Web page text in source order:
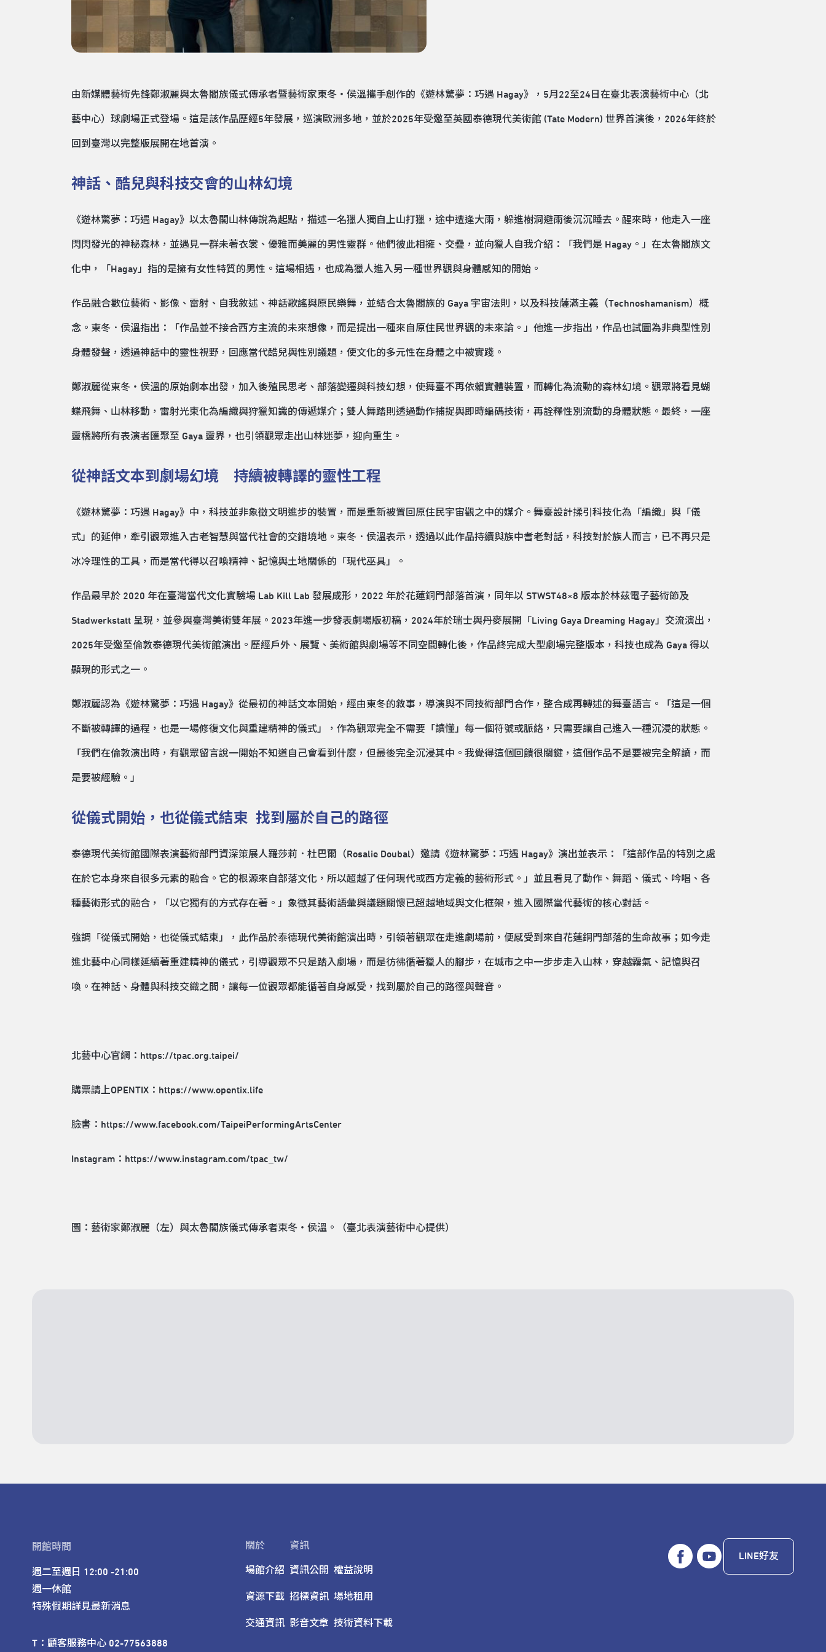
由新媒體藝術先鋒鄭淑麗與太魯閣族儀式傳承者暨藝術家東冬・侯溫攜手創作的《遊林驚夢：巧遇 Hagay》，5月22至24日在臺北表演藝術中心（北
藝中心）球劇場正式登場。這是該作品歷經5年發展，巡演歐洲多地，並於2025年受邀至英國泰德現代美術館 (Tate Modern) 世界首演後，2026年終於
回到臺灣以完整版展開在地首演。
神話、酷兒與科技交會的山林幻境
《遊林驚夢：巧遇 Hagay》以太魯閣山林傳說為起點，描述一名獵人獨自上山打獵，途中遭逢大雨，躲進樹洞避雨後沉沉睡去。醒來時，他走入一座
閃閃發光的神秘森林，並遇見一群未著衣裳、優雅而美麗的男性靈群。他們彼此相擁、交疊，並向獵人自我介紹：「我們是 Hagay。」在太魯閣族文
化中，「Hagay」指的是擁有女性特質的男性。這場相遇，也成為獵人進入另一種世界觀與身體感知的開始。
作品融合數位藝術、影像、雷射、自我敘述、神話歌謠與原民樂舞，並結合太魯閣族的 Gaya 宇宙法則，以及科技薩滿主義（Technoshamanism）概
念。東冬．侯溫指出：「作品並不接合西方主流的未來想像，而是提出一種來自原住民世界觀的未來論。」他進一步指出，作品也試圖為非典型性別
身體發聲，透過神話中的靈性視野，回應當代酷兒與性別議題，使文化的多元性在身體之中被實踐。
鄭淑麗從東冬・侯溫的原始劇本出發，加入後殖民思考、部落變遷與科技幻想，使舞臺不再依賴實體裝置，而轉化為流動的森林幻境。觀眾將看見蝴
蝶飛舞、山林移動，雷射光束化為編織與狩獵知識的傳遞媒介；雙人舞踏則透過動作捕捉與即時編碼技術，再詮釋性別流動的身體狀態。最終，一座
靈橋將所有表演者匯聚至 Gaya 靈界，也引領觀眾走出山林迷夢，迎向重生。
從神話文本到劇場幻境 持續被轉譯的靈性工程
《遊林驚夢：巧遇 Hagay》中，科技並非象徵文明進步的裝置，而是重新被置回原住民宇宙觀之中的媒介。舞臺設計揉引科技化為「編織」與「儀
式」的延伸，牽引觀眾進入古老智慧與當代社會的交錯境地。東冬．侯溫表示，透過以此作品持續與族中耆老對話，科技對於族人而言，已不再只是
冰冷理性的工具，而是當代得以召喚精神、記憶與土地關係的「現代巫具」。
作品最早於 2020 年在臺灣當代文化實驗場 Lab Kill Lab 發展成形，2022 年於花蓮銅門部落首演，同年以 STWST48×8 版本於林茲電子藝術節及
Stadwerkstatt 呈現，並參與臺灣美術雙年展。2023年進一步發表劇場版初稿，2024年於瑞士與丹麥展開「Living Gaya Dreaming Hagay」交流演出，
2025年受邀至倫敦泰德現代美術館演出。歷經戶外、展覽、美術館與劇場等不同空間轉化後，作品終完成大型劇場完整版本，科技也成為 Gaya 得以
顯現的形式之一。
鄭淑麗認為《遊林驚夢：巧遇 Hagay》從最初的神話文本開始，經由東冬的敘事，導演與不同技術部門合作，整合成再轉述的舞臺語言。「這是一個
不斷被轉譯的過程，也是一場修復文化與重建精神的儀式」，作為觀眾完全不需要「讀懂」每一個符號或脈絡，只需要讓自己進入一種沉浸的狀態。
「我們在倫敦演出時，有觀眾留言說一開始不知道自己會看到什麼，但最後完全沉浸其中。我覺得這個回饋很關鍵，這個作品不是要被完全解讀，而
是要被經驗。」
從儀式開始，也從儀式結束 找到屬於自己的路徑
泰德現代美術館國際表演藝術部門資深策展人羅莎莉．杜巴爾（Rosalie Doubal）邀請《遊林驚夢：巧遇 Hagay》演出並表示：「這部作品的特別之處
在於它本身來自很多元素的融合。它的根源來自部落文化，所以超越了任何現代或西方定義的藝術形式。」並且看見了動作、舞蹈、儀式、吟唱、各
種藝術形式的融合，「以它獨有的方式存在著。」象徵其藝術語彙與議題關懷已超越地域與文化框架，進入國際當代藝術的核心對話。
強調「從儀式開始，也從儀式結束」，此作品於泰德現代美術館演出時，引領著觀眾在走進劇場前，便感受到來自花蓮銅門部落的生命故事；如今走
進北藝中心同樣延續著重建精神的儀式，引導觀眾不只是踏入劇場，而是彷彿循著獵人的腳步，在城市之中一步步走入山林，穿越霧氣、記憶與召
喚。在神話、身體與科技交織之間，讓每一位觀眾都能循著自身感受，找到屬於自己的路徑與聲音。
北藝中心官網： https://tpac.org.taipei/
購票請上OPENTIX： https://www.opentix.life
臉書： https://www.facebook.com/TaipeiPerformingArtsCenter
Instagram： https://www.instagram.com/tpac_tw/
圖：藝術家鄭淑麗（左）與太魯閣族儀式傳承者東冬・侯溫。（臺北表演藝術中心提供）
開館時間
週二至週日 12:00 -21:00
週一休館
特殊假期詳見最新消息
T：顧客服務中心 02-77563888
關於
場館介紹
資源下載
交通資訊
資訊
資訊公開
招標資訊
影音文章
權益說明
場地租用
技術資料下載
LINE好友